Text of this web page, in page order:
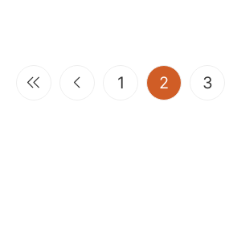
1 2 (current)
3